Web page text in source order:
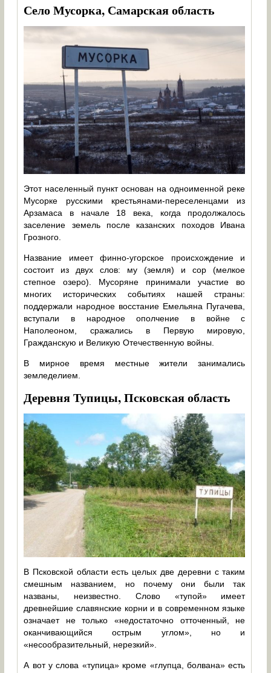
Село Мусорка, Самарская область
Этот населенный пункт основан на одноименной реке
Мусорке русскими крестьянами-переселенцами из
Арзамаса в начале 18 века, когда продолжалось
заселение земель после казанских походов Ивана
Грозного.
Название имеет финно-угорское происхождение и
состоит из двух слов: му (земля) и сор (мелкое
степное озеро). Мусоряне принимали участие во
многих исторических событиях нашей страны:
поддержали народное восстание Емельяна Пугачева,
вступали в народное ополчение в войне с
Наполеоном, сражались в Первую мировую,
Гражданскую и Великую Отечественную войны.
В мирное время местные жители занимались
земледелием.
Деревня Тупицы, Псковская область
В Псковской области есть целых две деревни с таким
смешным названием, но почему они были так
названы, неизвестно. Слово «тупой» имеет
древнейшие славянские корни и в современном языке
означает не только «недостаточно отточенный, не
оканчивающийся острым углом», но и
«несообразительный, нерезкий».
А вот у слова «тупица» кроме «глупца, болвана» есть